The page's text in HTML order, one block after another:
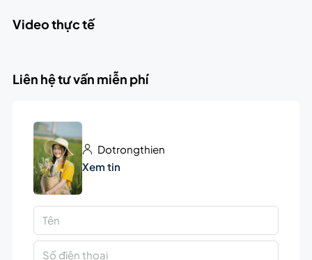
Video thực tế
Liên hệ tư vấn miễn phí
Dotrongthien
Xem tin